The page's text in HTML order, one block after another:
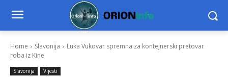
Home Slavonija
Luka Vukovar spremna za kontejnerski pretovar
roba iz Kine
Slavonija Vijesti